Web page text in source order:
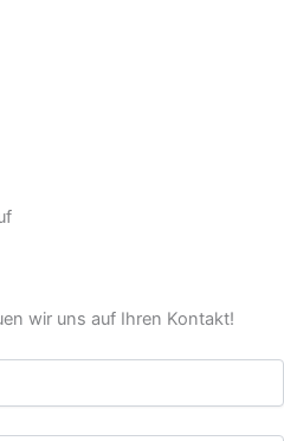
wir uns auf Ihren Kontakt!